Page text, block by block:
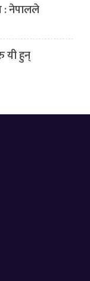
: नेपालले
यी हुन्